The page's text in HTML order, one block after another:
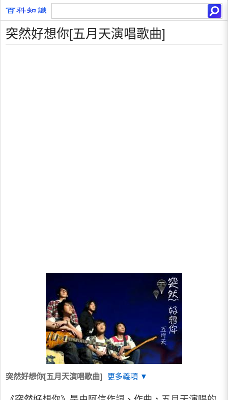
突然好想你[五月天演唱歌曲]
突然好想你[五月天演唱歌曲] 更多義項 ▼